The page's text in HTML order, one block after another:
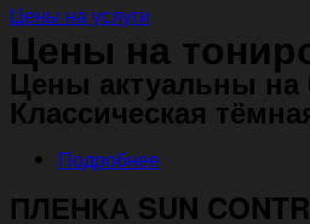
Цены на услуги
Цены на
Цены актуальны на
Классическая
Подробнее
ПЛЕНКА SUN